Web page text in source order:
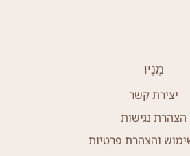
מֶנְיוּ
יצירת קשר
הצהרת נגישות
והצהרת פרטיות